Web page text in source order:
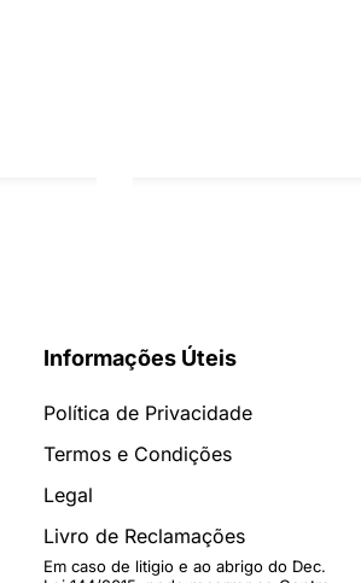
Informações Úteis
Política de Privacidade
Termos e Condições
Legal
Livro de Reclamações
Em caso de litigio e ao abrigo do Dec.